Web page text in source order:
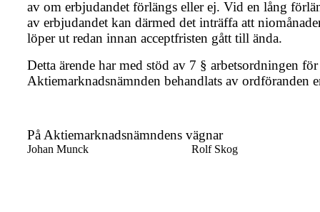
av om erbjudandet förlängs eller ej. Vid en lång
av erbjudandet kan därmed det inträffa att
löper ut redan innan acceptfristen gått till ända.
Detta ärende har med stöd av 7 § arbetsordningen för
Aktiemarknadsnämnden behandlats av ordföranden
På Aktiemarknadsnämndens vägnar
Johan Munck Rolf Skog